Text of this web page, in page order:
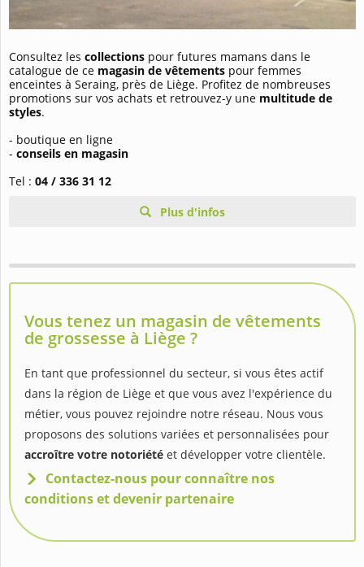
Consultez les collections pour futures mamans dans le
catalogue de ce magasin de vêtements pour femmes
enceintes à Seraing, près de Liège. Profitez de nombreuses
promotions sur vos achats et retrouvez-y une multitude de
styles.
- boutique en ligne
- conseils en magasin
Tel : 04 / 336 31 12
Plus d'infos
Vous tenez un magasin de vêtements
de grossesse à Liège ?
En tant que professionnel du secteur, si vous êtes actif
dans la région de Liège et que vous avez l'expérience du
métier, vous pouvez rejoindre notre réseau. Nous vous
proposons des solutions variées et personnalisées pour
accroître votre notoriété et développer votre clientèle.
Contactez-nous pour connaître nos
conditions et devenir partenaire